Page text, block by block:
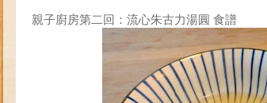
親子廚房第二回：流心朱古力湯圓 食譜